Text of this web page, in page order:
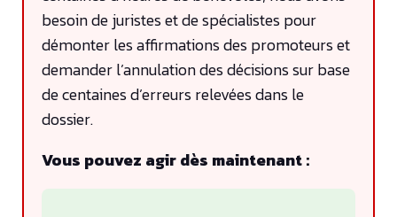
besoin de juristes et de spécialistes pour
démonter les affirmations des promoteurs et
demander l’annulation des décisions sur base
de centaines d’erreurs relevées dans le
dossier.
Vous pouvez agir dès maintenant :